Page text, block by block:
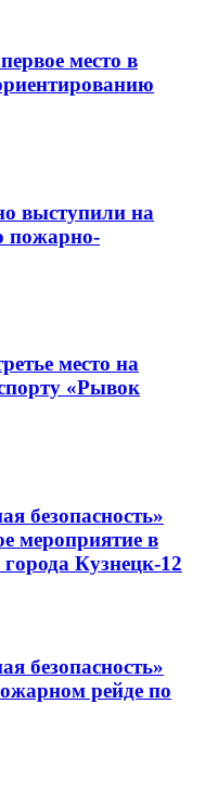
место в
выступили на
пожарно-
место на
«Рывок
безопасность»
мероприятие в
Кузнецк-12
безопасность»
рейде по